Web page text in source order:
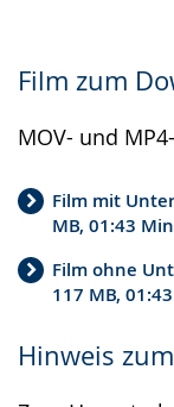
Film zum
MOV- und
Film mit
MB, 01:43
Film ohne
117 MB,
Hinweis